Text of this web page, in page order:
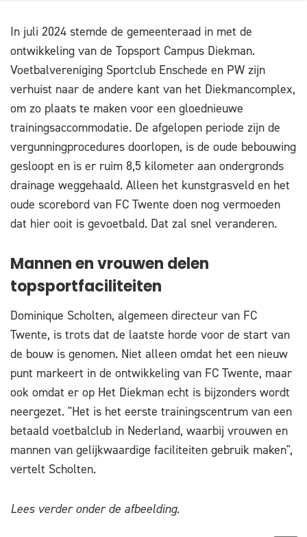
In juli 2024 stemde de gemeenteraad in met de
ontwikkeling van de Topsport Campus Diekman.
Voetbalvereniging Sportclub Enschede en PW zijn
verhuist naar de andere kant van het Diekmancomplex,
om zo plaats te maken voor een gloednieuwe
trainingsaccommodatie. De afgelopen periode zijn de
vergunningprocedures doorlopen, is de oude bebouwing
gesloopt en is er ruim 8,5 kilometer aan ondergronds
drainage weggehaald. Alleen het kunstgrasveld en het
oude scorebord van FC Twente doen nog vermoeden
dat hier ooit is gevoetbald. Dat zal snel veranderen.
Mannen en vrouwen delen
topsportfaciliteiten
Dominique Scholten, algemeen directeur van FC
Twente, is trots dat de laatste horde voor de start van
de bouw is genomen. Niet alleen omdat het een nieuw
punt markeert in de ontwikkeling van FC Twente, maar
ook omdat er op Het Diekman echt is bijzonders wordt
neergezet. "Het is het eerste trainingscentrum van een
betaald voetbalclub in Nederland, waarbij vrouwen en
mannen van gelijkwaardige faciliteiten gebruik maken",
vertelt Scholten.
Lees verder onder de afbeelding.